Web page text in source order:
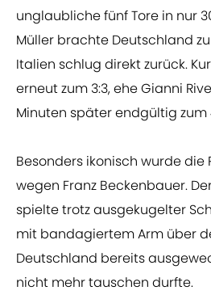
unglaubliche fünf Tore in nur
Müller brachte Deutschland
Italien schlug direkt zurück.
erneut zum 3:3, ehe Gianni
Minuten später endgültig zum
Besonders ikonisch wurde
wegen Franz Beckenbauer.
spielte trotz ausgekugelter
mit bandagiertem Arm über
Deutschland bereits
nicht mehr tauschen durfte.